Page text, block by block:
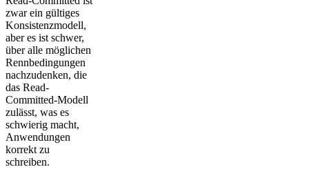
zwar ein gültiges
Konsistenzmodell,
aber es ist schwer,
über alle möglichen
Rennbedingungen
nachzudenken, die
das Read-
Committed-Modell
zulässt, was es
schwierig macht,
Anwendungen
korrekt zu
schreiben.